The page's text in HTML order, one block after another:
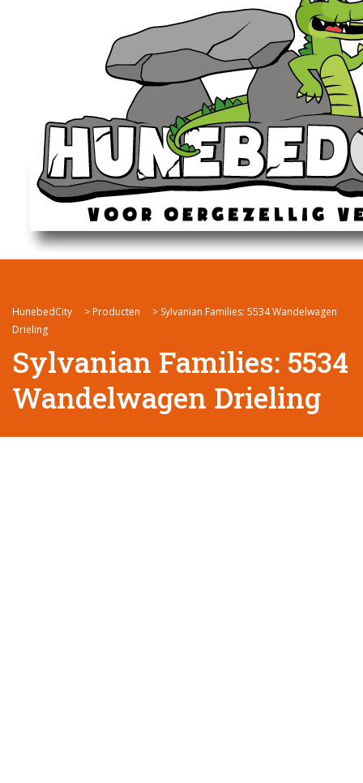
HunebedCity > Producten > Sylvanian Families: 5534 Wandelwagen
Drieling
Sylvanian Families: 5534
Wandelwagen Drieling